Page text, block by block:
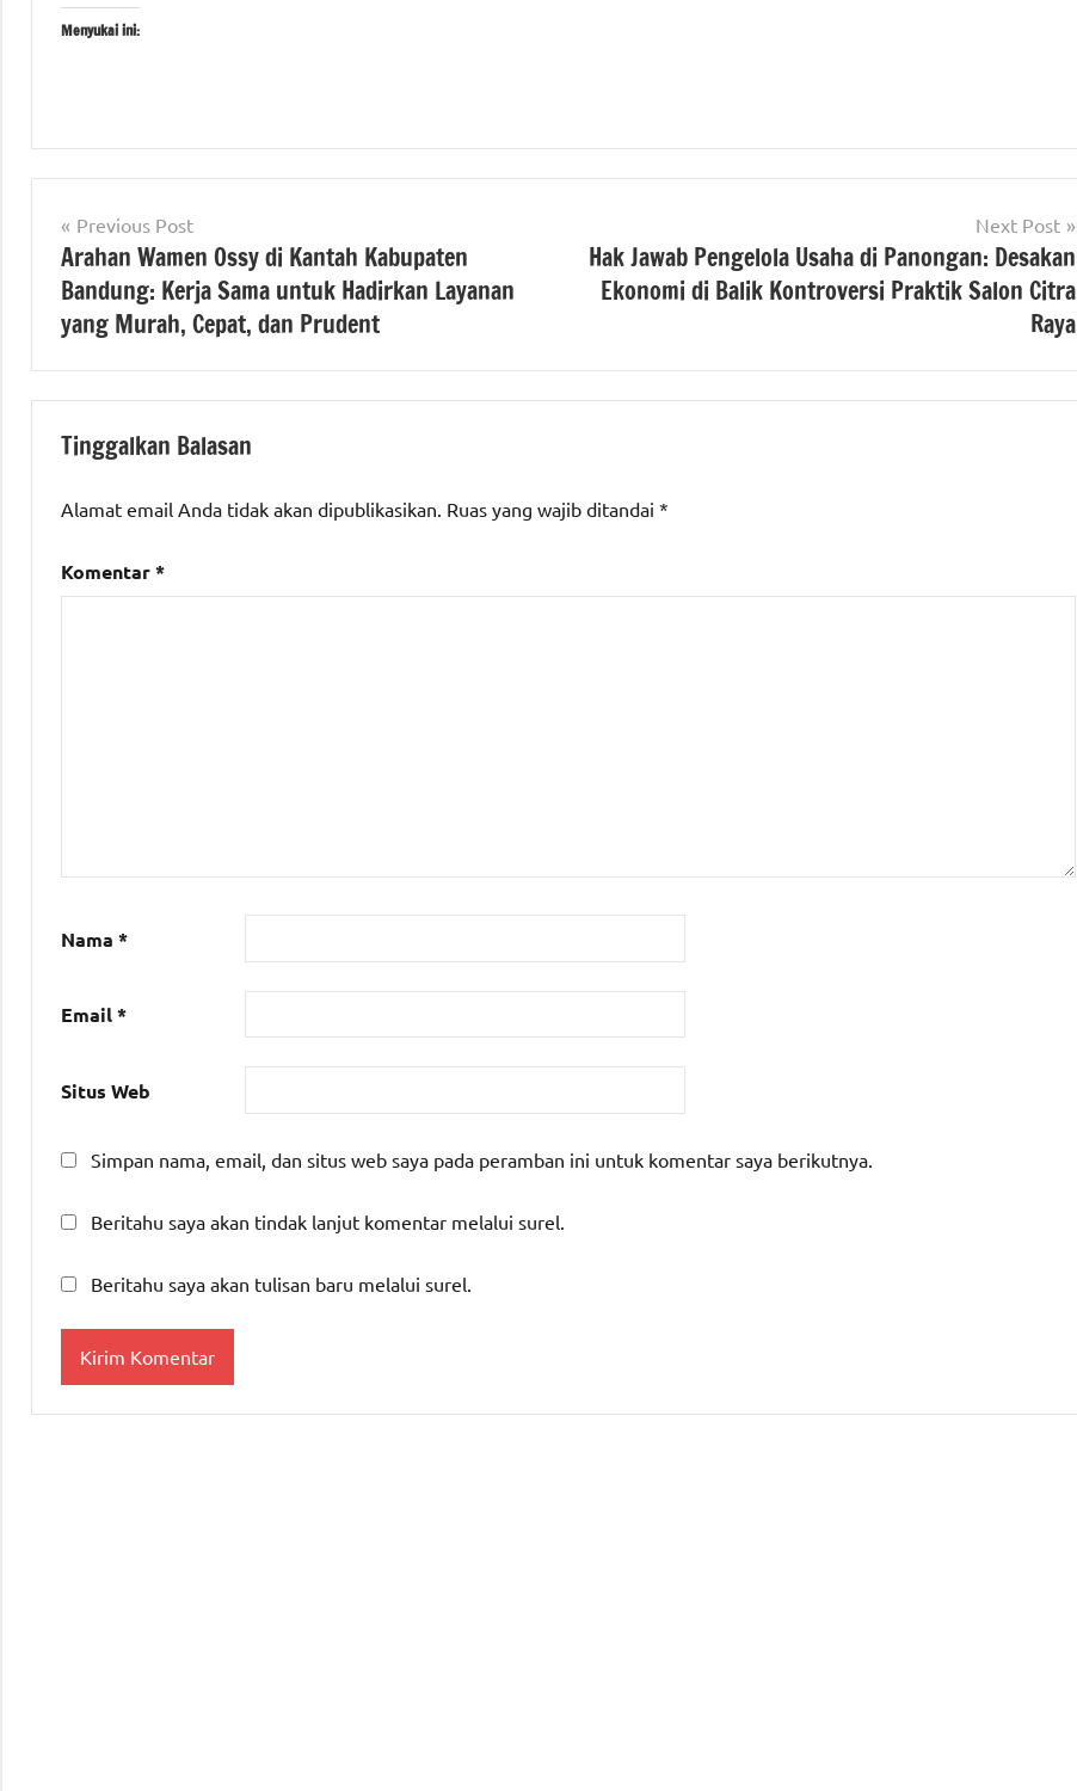
Menyukai ini:
#beritakementrianatrbpn
#beritakotaserang,
#beritaNasional,
#kantahkotaserang
#Kementerian
ATR/BPN RI
Berita
berita
BPN
serang
Navigasi
pos
Previous Post
Arahan Wamen Ossy di Kantah Kabupaten
Bandung: Kerja Sama untuk Hadirkan Layanan
yang Murah, Cepat, dan Prudent
Next Post
Hak Jawab Pengelola Usaha di Panongan: Desakan
Ekonomi di Balik Kontroversi Praktik Salon Citra
Raya
Tinggalkan Balasan
Alamat email Anda tidak akan dipublikasikan. Ruas yang wajib ditandai *
Komentar*
Nama *
Email*
Situs Web
Simpan nama, email, dan situs web saya pada peramban ini untuk komentar saya berikutnya.
Beritahu saya akan tindak lanjut komentar melalui surel.
Beritahu saya akan tulisan baru melalui surel.